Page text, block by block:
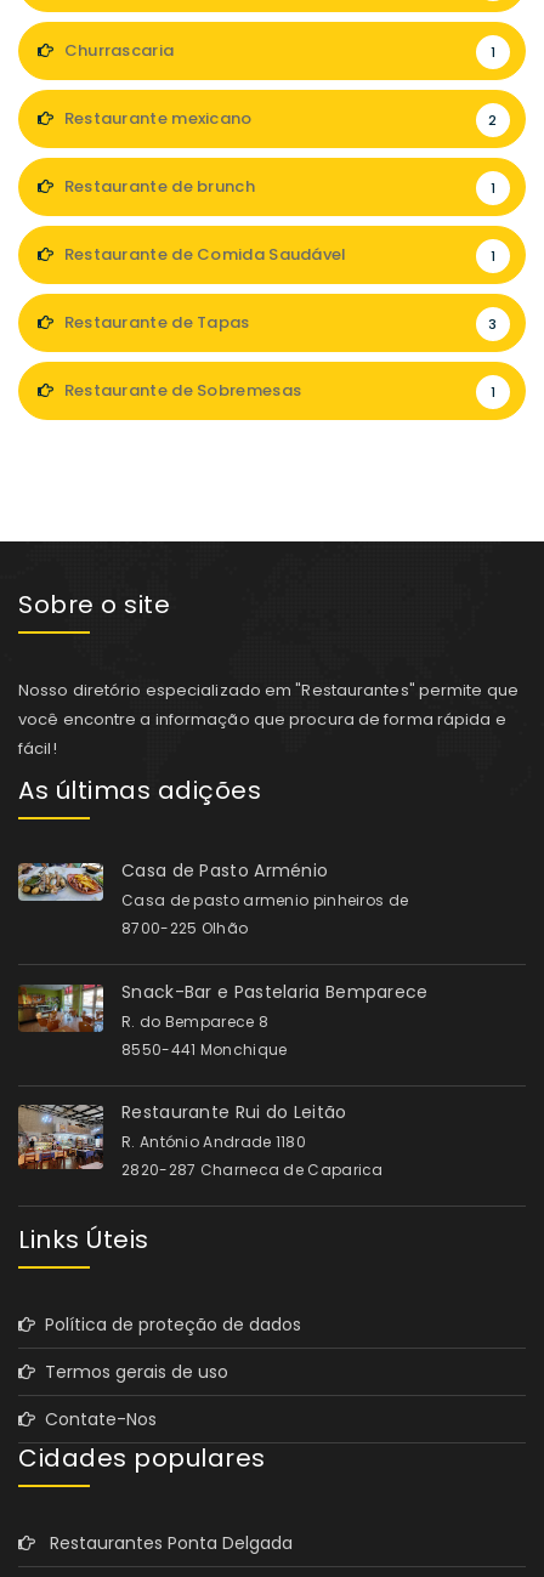
Churrascaria 1
Restaurante mexicano 2
Restaurante de brunch 1
Restaurante de Comida Saudável 1
Restaurante de Tapas 3
Restaurante de Sobremesas 1
Sobre o site
Nosso diretório especializado em "Restaurantes" permite que
você encontre a informação que procura de forma rápida e
fácil!
As últimas adições
Casa de Pasto Arménio
Casa de pasto armenio pinheiros de
8700-225 Olhão
Snack-Bar e Pastelaria Bemparece
R. do Bemparece 8
8550-441 Monchique
Restaurante Rui do Leitão
R. António Andrade 1180
2820-287 Charneca de Caparica
Links Úteis
Política de proteção de dados
Termos gerais de uso
Contate-Nos
Cidades populares
Restaurantes Ponta Delgada